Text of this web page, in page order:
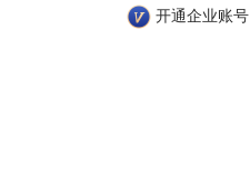
开通企业账号